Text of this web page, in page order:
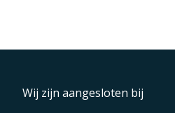
Wij zijn aangesloten bij